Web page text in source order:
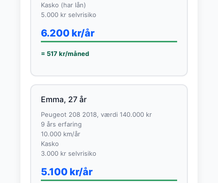
Kasko (har lån)
5.000 kr selvrisiko
6.200 kr/år
= 517 kr/måned
Emma, 27 år
Peugeot 208 2018, værdi 140.000 kr
9 års erfaring
10.000 km/år
Kasko
3.000 kr selvrisiko
5.100 kr/år